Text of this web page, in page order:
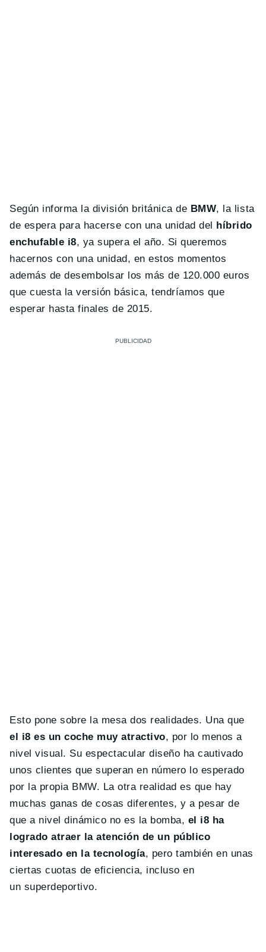
Según informa la división británica de BMW, la lista
de espera para hacerse con una unidad del híbrido
enchufable i8, ya supera el año. Si queremos
hacernos con una unidad, en estos momentos
además de desembolsar los más de 120.000 euros
que cuesta la versión básica, tendríamos que
esperar hasta finales de 2015.
Esto pone sobre la mesa dos realidades. Una que
el i8 es un coche muy atractivo, por lo menos a
nivel visual. Su espectacular diseño ha cautivado
unos clientes que superan en número lo esperado
por la propia BMW. La otra realidad es que hay
muchas ganas de cosas diferentes, y a pesar de
que a nivel dinámico no es la bomba, el i8 ha
logrado atraer la atención de un público
interesado en la tecnología, pero también en unas
ciertas cuotas de eficiencia, incluso en
un superdeportivo.